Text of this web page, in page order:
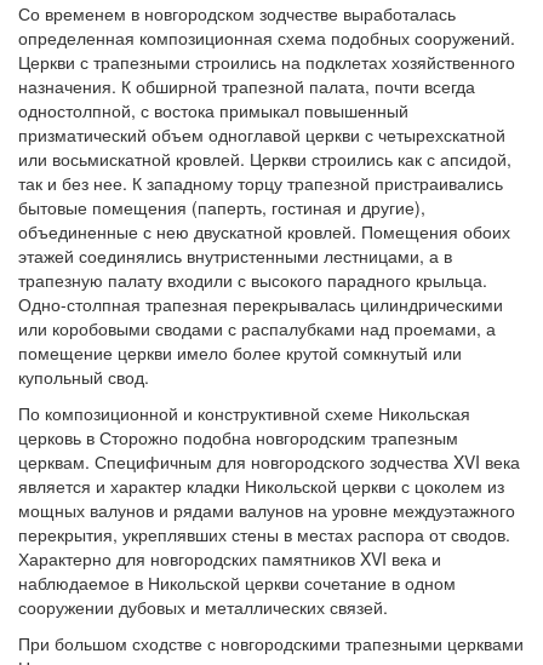
Со временем в новгородском зодчестве выработалась
определенная композиционная схема подобных сооружений.
Церкви с трапезными строились на подклетах хозяйственного
назначения. К обширной трапезной палата, почти всегда
одностолпной, с востока примыкал повышенный
призматический объем одноглавой церкви с четырехскатной
или восьмискатной кровлей. Церкви строились как с апсидой,
так и без нее. К западному торцу трапезной пристраивались
бытовые помещения (паперть, гостиная и другие),
объединенные с нею двускатной кровлей. Помещения обоих
этажей соединялись внутристенными лестницами, а в
трапезную палату входили с высокого парадного крыльца.
Одно-столпная трапезная перекрывалась цилиндрическими
или коробовыми сводами с распалубками над проемами, а
помещение церкви имело более крутой сомкнутый или
купольный свод.
По композиционной и конструктивной схеме Никольская
церковь в Сторожно подобна новгородским трапезным
церквам. Специфичным для новгородского зодчества XVI века
является и характер кладки Никольской церкви с цоколем из
мощных валунов и рядами валунов на уровне междуэтажного
перекрытия, укреплявших стены в местах распора от сводов.
Характерно для новгородских памятников XVI века и
наблюдаемое в Никольской церкви сочетание в одном
сооружении дубовых и металлических связей.
При большом сходстве с новгородскими трапезными церквами